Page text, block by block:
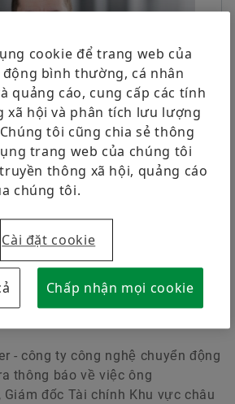
số
nghề
Asia/Pacific
Pte. Ltd.
Đặt hàng ngay
đốc Tài chính Khu vực châu Á – Thái
tiếp quản tạm thời vị trí Giám đốc điều hành
Dương .
Bình Dương, sẽ đảm nhiệm vai
đốc điều hành Khu vực châu Á –
từ ngày 1 tháng 6 năm 2025.
- công ty công nghệ chuyển động
thông báo về việc ông
Giám đốc Tài chính Khu vực châu
cookie để trang web của
bình thường, cá nhân
quảng cáo, cung cấp các tính
xã hội và phân tích lưu lượng
tôi cũng chia sẻ thông
trang web của chúng tôi
thông xã hội, quảng cáo
chúng tôi.
Cài đặt cookie
Chấp nhận mọi cookie